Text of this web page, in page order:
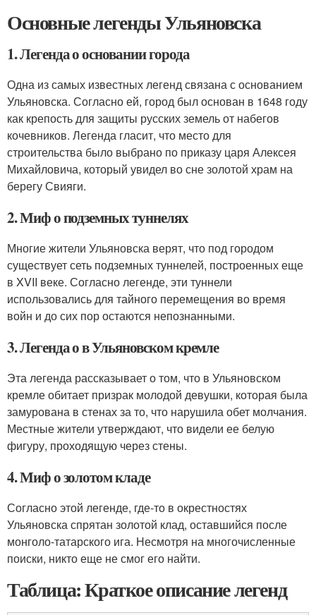
Основные легенды Ульяновска
1. Легенда о основании города
Одна из самых известных легенд связана с основанием
Ульяновска. Согласно ей, город был основан в 1648 году
как крепость для защиты русских земель от набегов
кочевников. Легенда гласит, что место для
строительства было выбрано по приказу царя Алексея
Михайловича, который увидел во сне золотой храм на
берегу Свияги.
2. Миф о подземных туннелях
Многие жители Ульяновска верят, что под городом
существует сеть подземных туннелей, построенных еще
в XVII веке. Согласно легенде, эти туннели
использовались для тайного перемещения во время
войн и до сих пор остаются непознанными.
3. Легенда о в Ульяновском кремле
Эта легенда рассказывает о том, что в Ульяновском
кремле обитает призрак молодой девушки, которая была
замурована в стенах за то, что нарушила обет молчания.
Местные жители утверждают, что видели ее белую
фигуру, проходящую через стены.
4. Миф о золотом кладе
Согласно этой легенде, где-то в окрестностях
Ульяновска спрятан золотой клад, оставшийся после
монголо-татарского ига. Несмотря на многочисленные
поиски, никто еще не смог его найти.
Таблица: Краткое описание легенд